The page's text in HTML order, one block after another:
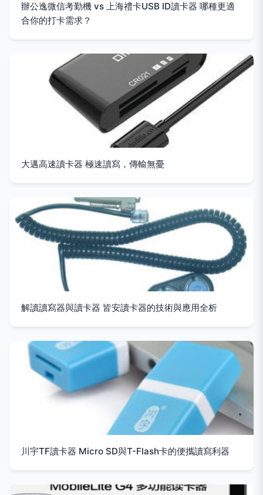
辦公逸微信考勤機 vs 上海禮卡USB ID讀卡器 哪種更適
合你的打卡需求？
大邁高速讀卡器 極速讀寫，傳輸無憂
解讀讀寫器與讀卡器 皆安讀卡器的技術與應用全析
川宇TF讀卡器 Micro SD與T-Flash卡的便攜讀寫利器